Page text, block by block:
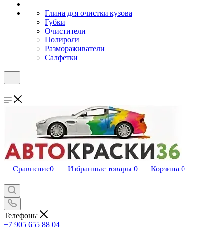
Глина для очистки кузова
Губки
Очистители
Полироли
Размораживатели
Салфетки
Сравнение0 Избранные товары 0 Корзина 0
Телефоны
+7 905 655 88 04